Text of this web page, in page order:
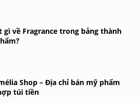
gì về Fragrance trong bảng thành
Shop – Địa chỉ bán mỹ phẩm
túi tiền